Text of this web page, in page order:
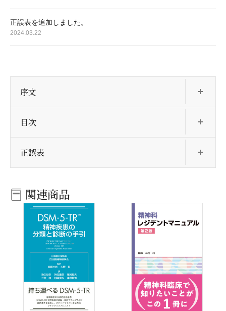
正誤表を追加しました。
2024.03.22
序文
目次
正誤表
関連商品